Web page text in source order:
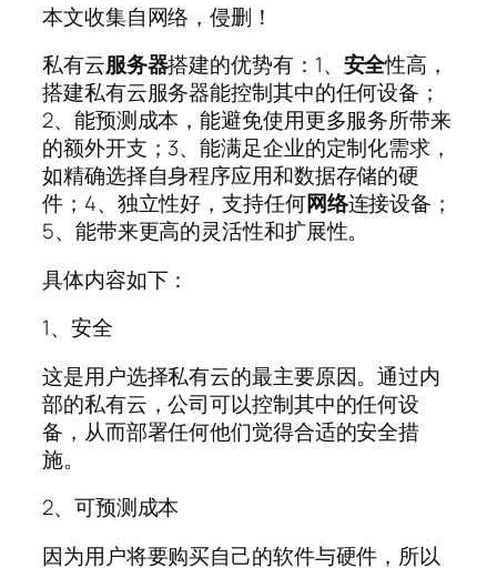
本文收集自网络，侵删！
私有云服务器搭建的优势有：1、安全性高，
搭建私有云服务器能控制其中的任何设备；
2、能预测成本，能避免使用更多服务所带来
的额外开支；3、能满足企业的定制化需求，
如精确选择自身程序应用和数据存储的硬
件；4、独立性好，支持任何网络连接设备；
5、能带来更高的灵活性和扩展性。
具体内容如下：
1、安全
这是用户选择私有云的最主要原因。通过内
部的私有云，公司可以控制其中的任何设
备，从而部署任何他们觉得合适的安全措
施。
2、可预测成本
因为用户将要购买自己的软件与硬件，所以